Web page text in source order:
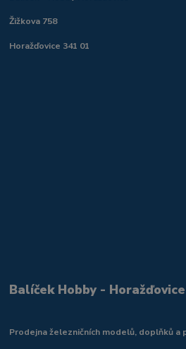
Žižkova 758
Horažďovice 341 01
Balíček Hobby - Horažďovice
Prodejna železničních modelů, doplňků a